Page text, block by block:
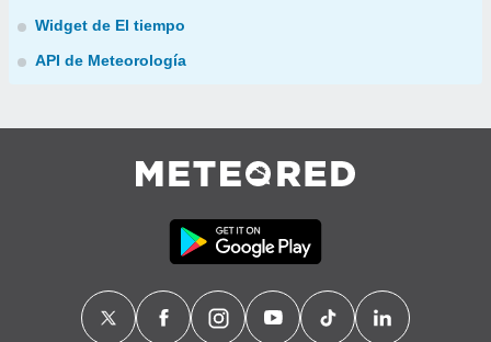
Widget de El tiempo
API de Meteorología